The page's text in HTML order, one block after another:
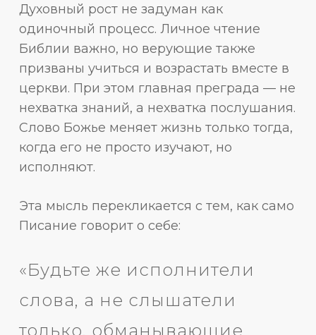
Духовный рост не задуман как
одиночный процесс. Личное чтение
Библии важно, но верующие также
призваны учиться и возрастать вместе в
церкви. При этом главная преграда — не
нехватка знаний, а нехватка послушания.
Слово Божье меняет жизнь только тогда,
когда его не просто изучают, но
исполняют.
Эта мысль перекликается с тем, как само
Писание говорит о себе:
«Будьте же исполнители
слова, а не слышатели
только, обманывающие